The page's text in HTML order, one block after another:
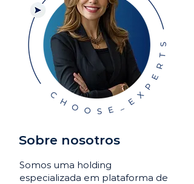
Sobre nosotros
Somos uma holding
especializada em plataforma de